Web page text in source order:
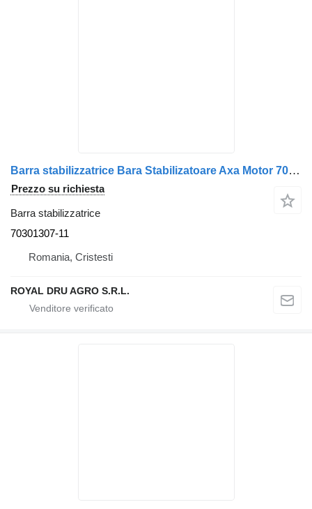
Barra stabilizzatrice Bara Stabilizatoare Axa Motor 70301307-11 per camion Volvo 70301307
Prezzo su richiesta
Barra stabilizzatrice
70301307-11
Romania, Cristesti
ROYAL DRU AGRO S.R.L.